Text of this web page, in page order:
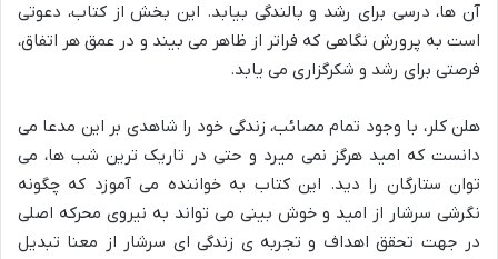
آن ها، درسی برای رشد و بالندگی بیابد. این بخش از کتاب، دعوتی
است به پرورش نگاهی که فراتر از ظاهر می بیند و در عمق هر اتفاق،
فرصتی برای رشد و شکرگزاری می یابد.
هلن کلر، با وجود تمام مصائب، زندگی خود را شاهدی بر این مدعا می
دانست که امید هرگز نمی میرد و حتی در تاریک ترین شب ها، می
توان ستارگان را دید. این کتاب به خواننده می آموزد که چگونه
نگرشی سرشار از امید و خوش بینی می تواند به نیروی محرکه اصلی
در جهت تحقق اهداف و تجربه ی زندگی ای سرشار از معنا تبدیل